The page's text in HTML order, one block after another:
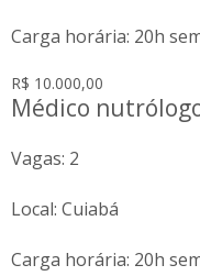
Carga horária: 20h
R$ 10.000,00
Médico
Vagas: 2
Local: Cuiabá
Carga horária: 20h